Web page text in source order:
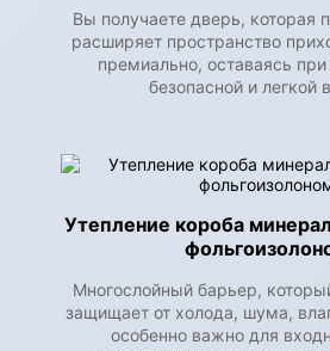
Вы получаете дверь, которая
расширяет пространство
премиально, оставаясь
безопасной и легкой
Утепление короба
Многослойный барьер,
защищает от холода, шума,
особенно важно для